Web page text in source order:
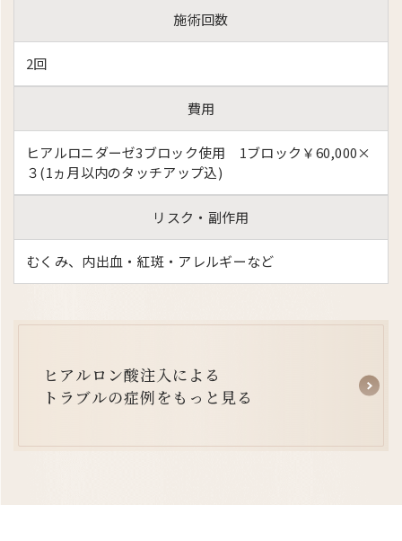
施術回数
2回
費用
ヒアルロニダーゼ3ブロック使用 1ブロック￥60,000×
３(1ヵ月以内のタッチアップ込)
リスク・副作用
むくみ、内出血・紅斑・アレルギーなど
ヒ
ヒ
ア
ア
ル
ル
ロ
ロ
ン
ン
酸
酸
注
注
入
入
に
に
よ
よ
る
る
ト ラ ブルの症例を も っ と 見る